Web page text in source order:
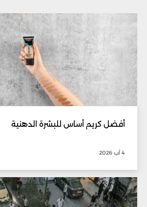
أفضل كريم أساس للبشرة الدهنية
4 آب 2026